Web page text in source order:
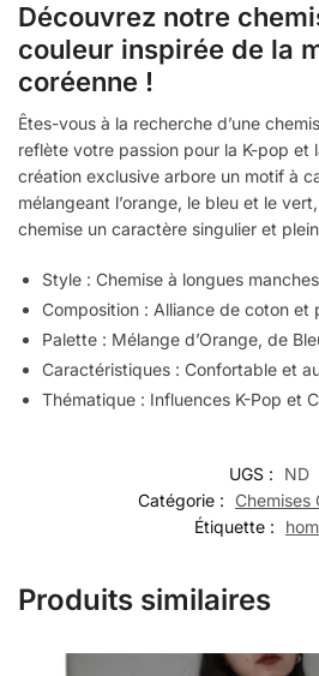
Découvrez notre
couleur inspirée de la
coréenne !
Êtes-vous à la recherche d’une
reflète votre passion pour la K-pop et
création exclusive arbore un motif à
mélangeant l’orange, le bleu et le
chemise un caractère singulier et
Style : Chemise à longues manches
Composition : Alliance de coton et
Palette : Mélange d’Orange, de
Caractéristiques : Confortable et
Thématique : Influences K-Pop et
UGS :
ND
Catégorie :
Chemises
Étiquette :
Produits similaires